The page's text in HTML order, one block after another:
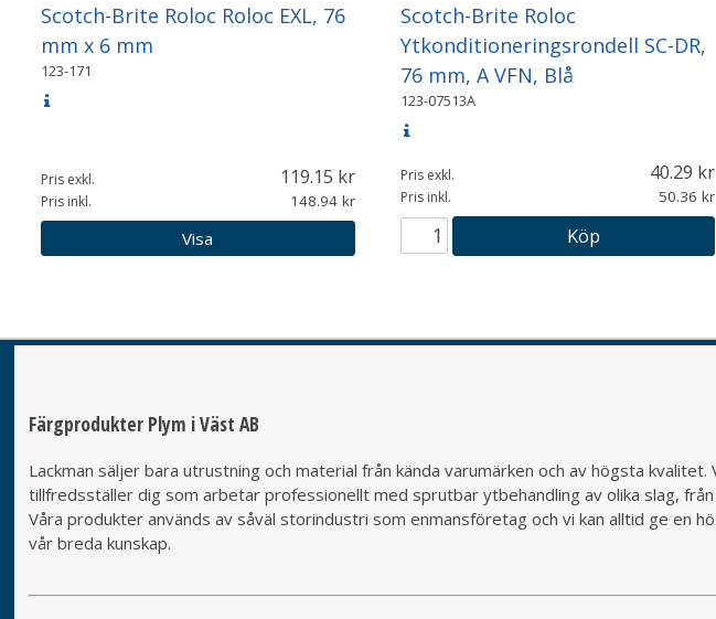
Scotch-Brite Roloc Roloc EXL, 76
mm x 6 mm
123-171
Pris exkl. 119.15
Pris inkl. 148.94
Visa
Scotch-Brite Roloc
Ytkonditioneringsrondell SC-DR,
76 mm, A VFN, Blå
123-07513A
Pris exkl. 40.29
Pris inkl. 50.36
Köp
Färgprodukter Plym i Väst AB
Lackman säljer bara utrustning och material från kända varumärken och av högsta
tillfredsställer dig som arbetar professionellt med sprutbar ytbehandling av olika slag,
Våra produkter används av såväl storindustri som enmansföretag och vi kan alltid ge en
vår breda kunskap.